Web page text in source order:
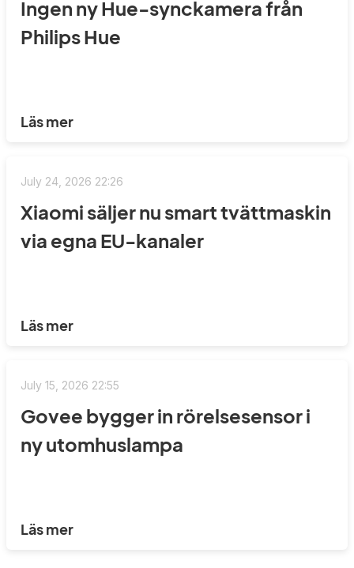
Ingen ny Hue-synckamera från
Philips Hue
Läs mer
July 24, 2026 22:26
Xiaomi säljer nu smart tvättmaskin
via egna EU-kanaler
Läs mer
July 15, 2026 22:55
Govee bygger in rörelsesensor i
ny utomhuslampa
Läs mer